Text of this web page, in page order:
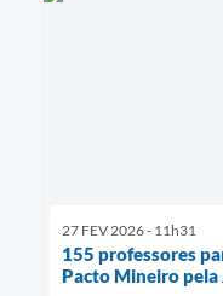
27 FEV 2026 - 11h31
155 professores
Pacto Mineiro pela